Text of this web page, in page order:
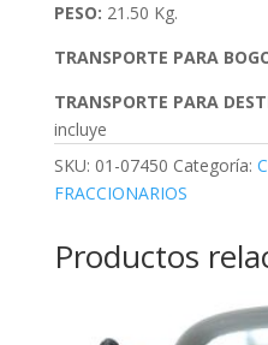
PESO: 21.50 Kg.
TRANSPORTE PARA
TRANSPORTE PARA
incluye
SKU: 01-07450 Categoría:
FRACCIONARIOS
Productos